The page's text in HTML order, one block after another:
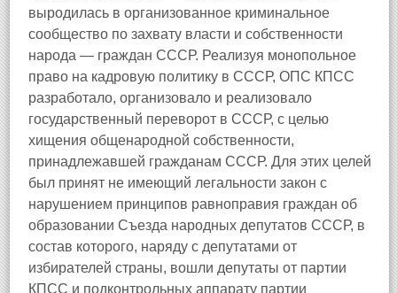
выродилась в организованное криминальное
сообщество по захвату власти и собственности
народа — граждан СССР. Реализуя монопольное
право на кадровую политику в СССР, ОПС КПСС
разработало, организовало и реализовало
государственный переворот в СССР, с целью
хищения общенародной собственности,
принадлежавшей гражданам СССР. Для этих целей
был принят не имеющий легальности закон с
нарушением принципов равноправия граждан об
образовании Съезда народных депутатов СССР, в
состав которого, наряду с депутатами от
избирателей страны, вошли депутаты от партии
КПСС и подконтрольных аппарату партии